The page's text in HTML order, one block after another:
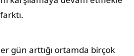
gün arttığı ortamda birçok